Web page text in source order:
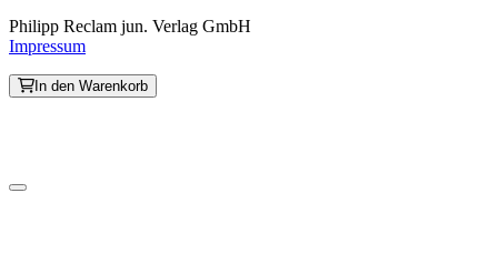
Philipp Reclam jun. Verlag GmbH
Impressum
In den Warenkorb